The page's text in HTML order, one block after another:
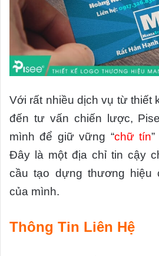
Với rất nhiều dịch vụ từ thiết
đến tư vấn chiến lược,
mình để giữ vững “chữ tín
Đây là một địa chỉ tin cậy
cầu tạo dựng thương hiệu
của mình.
Thông Tin Liên Hệ